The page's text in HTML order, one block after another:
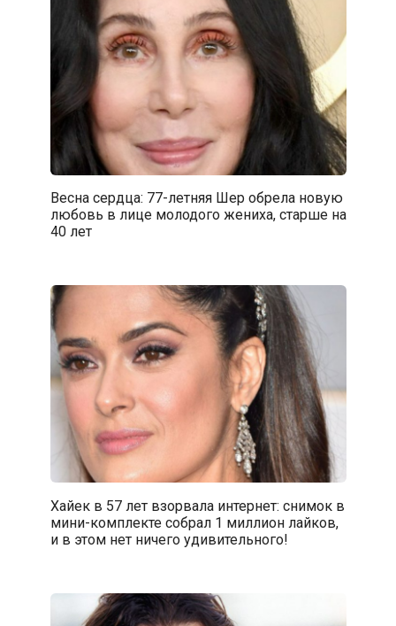
Весна сердца: 77-летняя Шер обрела новую
любовь в лице молодого жениха, старше на
40 лет
Хайек в 57 лет взорвала интернет: снимок в
мини-комплекте собрал 1 миллион лайков,
и в этом нет ничего удивительного!